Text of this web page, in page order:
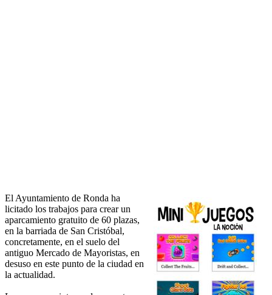
El Ayuntamiento de Ronda ha
licitado los trabajos para crear un
aparcamiento gratuito de 60 plazas,
en la barriada de San Cristóbal,
concretamente, en el suelo del
antiguo Mercado de Mayoristas, en
desuso en este punto de la ciudad en
la actualidad.